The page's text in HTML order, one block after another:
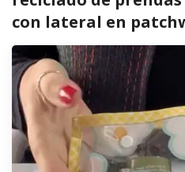
con lateral en